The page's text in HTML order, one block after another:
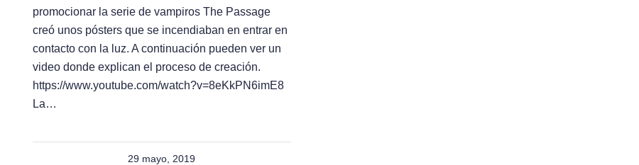
promocionar la serie de vampiros The Passage
creó unos pósters que se incendiaban en entrar en
contacto con la luz. A continuación pueden ver un
video donde explican el proceso de creación.
https://www.youtube.com/watch?v=8eKkPN6imE8
La…
29 mayo, 2019